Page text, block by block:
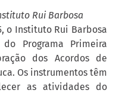
Rui Barbosa
o Instituto Rui Barbosa
Programa Primeira
dos Acordos de
Os instrumentos têm
as atividades do